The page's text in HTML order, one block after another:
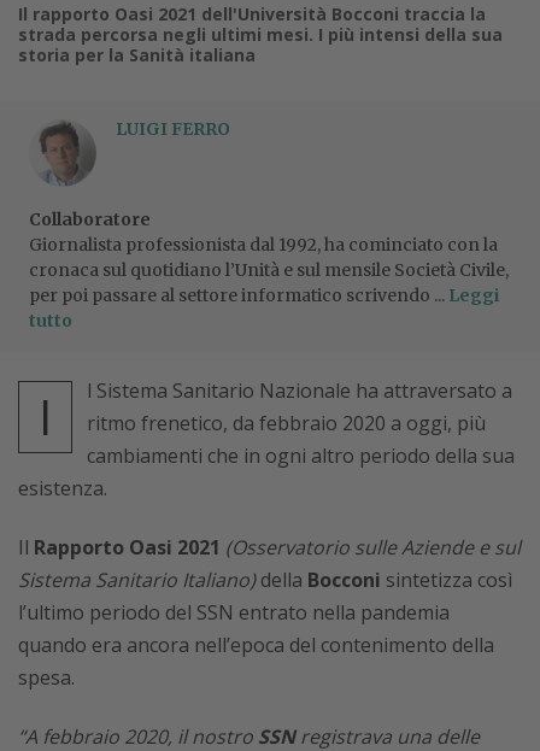
Il rapporto Oasi 2021 dell'Università Bocconi traccia la
strada percorsa negli ultimi mesi. I più intensi della sua
storia per la Sanità italiana
LUIGI FERRO
Collaboratore
Giornalista professionista dal 1992, ha cominciato con la
cronaca sul quotidiano l’Unità e sul mensile Società Civile,
per poi passare al settore informatico scrivendo ... Leggi
tutto
I
l Sistema Sanitario Nazionale ha attraversato a
ritmo frenetico, da febbraio 2020 a oggi, più
cambiamenti che in ogni altro periodo della sua
esistenza.
Il Rapporto Oasi 2021 (Osservatorio sulle Aziende e sul
Sistema Sanitario Italiano)della Bocconi sintetizza così
l’ultimo periodo del SSN entrato nella pandemia
quando era ancora nell’epoca del contenimento della
spesa.
“A febbraio 2020, il nostro SSNregistrava una delle